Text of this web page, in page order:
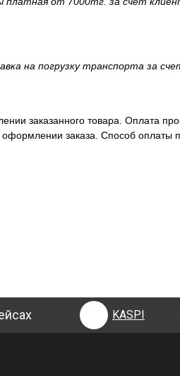
на погрузку транспорта за
заказанного товара. Оплата
заказа. Способ оплаты
KASPI